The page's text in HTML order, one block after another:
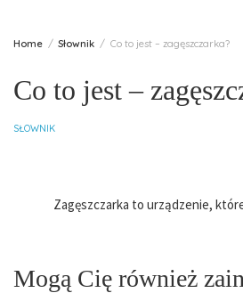
Home Słownik Co to jest – zagęszczarka?
Co to jest –
SŁOWNIK
Zagęszczarka to urządzenie,
Mogą Cię również